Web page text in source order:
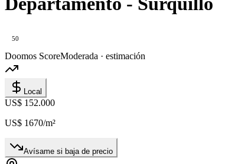
50
Doomos ScoreModerada · estimación
Local
US$ 152.000
US$ 1670/m²
Avísame si baja de precio